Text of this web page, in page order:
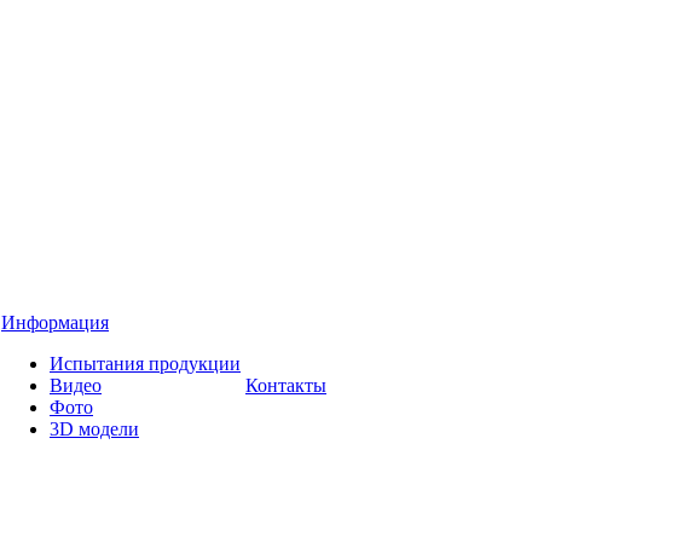
Информация
Испытания продукции
Видео
Фото
3D модели
Контакты